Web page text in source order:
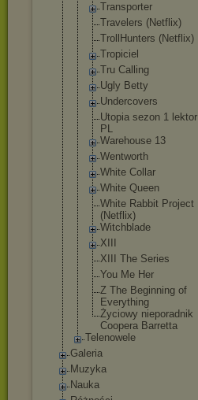
Transporter
Travelers (Netflix)
TrollHunters (Netflix)
Tropiciel
Tru Calling
Ugly Betty
Undercovers
Utopia sezon 1 lektor
PL
Warehouse 13
Wentworth
White Collar
White Queen
White Rabbit Project
(Netflix)
Witchblade
XIII
XIII The Series
You Me Her
Z The Beginning of
Everything
Życiowy nieporadnik
Coopera Barretta
Telenowele
Galeria
Muzyka
Nauka